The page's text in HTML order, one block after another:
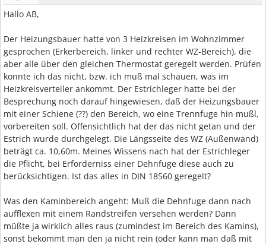
Hallo AB,
Der Heizungsbauer hatte von 3 Heizkreisen im Wohnzimmer
gesprochen (Erkerbereich, linker und rechter WZ-Bereich), die
aber alle über den gleichen Thermostat geregelt werden. Prüfen
konnte ich das nicht, bzw. ich muß mal schauen, was im
Heizkreisverteiler ankommt. Der Estrichleger hatte bei der
Besprechung noch darauf hingewiesen, daß der Heizungsbauer
mit einer Schiene (??) den Bereich, wo eine Trennfuge hin mußl,
vorbereiten soll. Offensichtlich hat der das nicht getan und der
Estrich wurde durchgelegt. Die Längsseite des WZ (Außenwand)
beträgt ca. 10,60m. Meines Wissens nach hat der Estrichleger
die Pflicht, bei Erforderniss einer Dehnfuge diese auch zu
berücksichtigen. Ist das alles in DIN 18560 geregelt?
Was den Kaminbereich angeht: Muß die Dehnfuge dann nach
aufflexen mit einem Randstreifen versehen werden? Dann
müßte ja wirklich alles raus (zumindest im Bereich des Kamins),
sonst bekommt man den ja nicht rein (oder kann man daß mit